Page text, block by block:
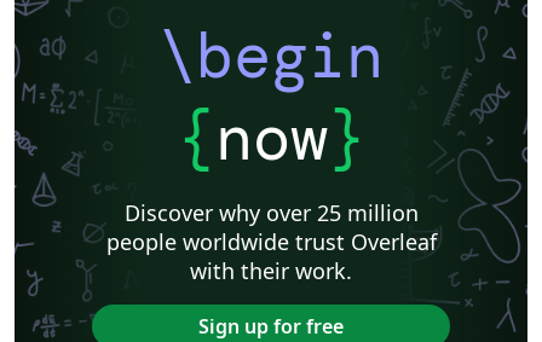
\begin
{now}
Discover why over 25 million
people worldwide trust Overleaf
with their work.
Sign up for free